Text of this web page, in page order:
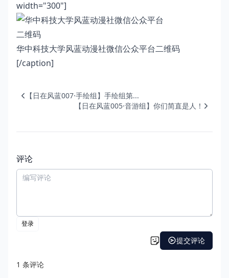
width="300"]
华中科技大学风蓝动漫社微信公众平台二维码
[/caption]
【日在风蓝007·手绘组】手绘组第...
【日在风蓝005·音游组】你们简直是人！
评论